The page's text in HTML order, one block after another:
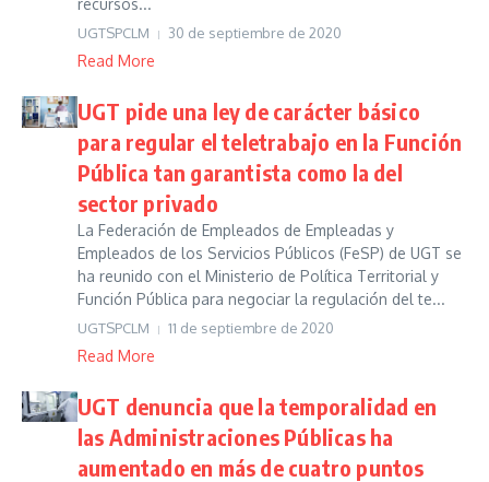
recursos...
UGTSPCLM 30 de septiembre de 2020
Read More
UGT pide una ley de carácter básico
para regular el teletrabajo en la Función
Pública tan garantista como la del
sector privado
La Federación de Empleados de Empleadas y
Empleados de los Servicios Públicos (FeSP) de UGT se
ha reunido con el Ministerio de Política Territorial y
Función Pública para negociar la regulación del te...
UGTSPCLM 11 de septiembre de 2020
Read More
UGT denuncia que la temporalidad en
las Administraciones Públicas ha
aumentado en más de cuatro puntos